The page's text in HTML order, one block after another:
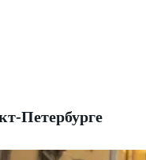
Петербурге